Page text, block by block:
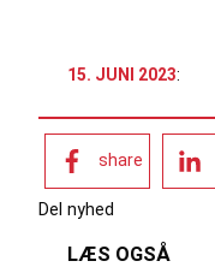
15. JUNI 2023:
share
Del nyhed
LÆS OGSÅ